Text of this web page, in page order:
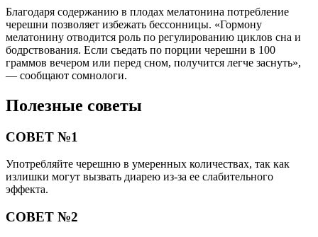
Благодаря содержанию в плодах мелатонина потребление
черешни позволяет избежать бессонницы. «Гормону
мелатонину отводится роль по регулированию циклов сна и
бодрствования. Если съедать по порции черешни в 100
граммов вечером или перед сном, получится легче заснуть»,
— сообщают сомнологи.
Полезные советы
СОВЕТ №1
Употребляйте черешню в умеренных количествах, так как
излишки могут вызвать диарею из-за ее слабительного
эффекта.
СОВЕТ №2